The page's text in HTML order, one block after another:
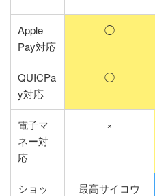
Apple
Pay対応
◯
QUICPa
y対応
◯
電子マ
ネー対
応
×
ショッ
最高サイコウ